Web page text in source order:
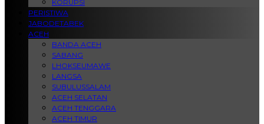
KORUPSI
PERISTIWA
JABODETABEK
ACEH
BANDA ACEH
SABANG
LHOKSEUMAWE
LANGSA
SUBULUSSALAM
ACEH SELATAN
ACEH TENGGARA
ACEH TIMUR